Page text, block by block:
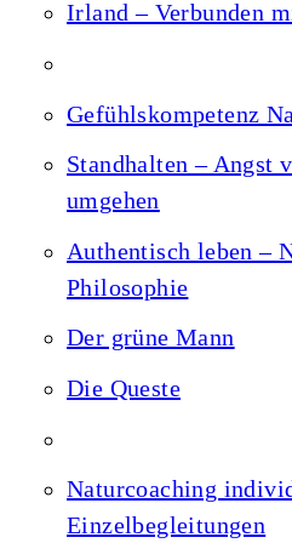
Irland – Verbunden
Gefühlskompetenz
Standhalten – Angst
umgehen
Authentisch leben –
Philosophie
Der grüne Mann
Die Queste
Naturcoaching
Einzelbegleitungen